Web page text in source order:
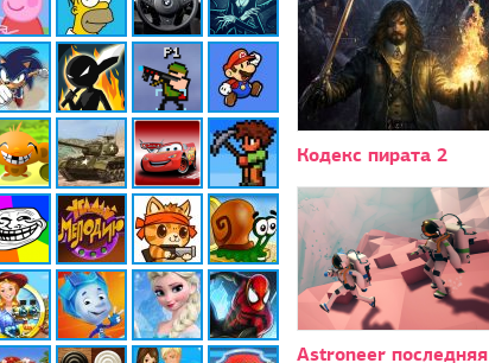
Кодекс пирата 2
Astroneer последняя